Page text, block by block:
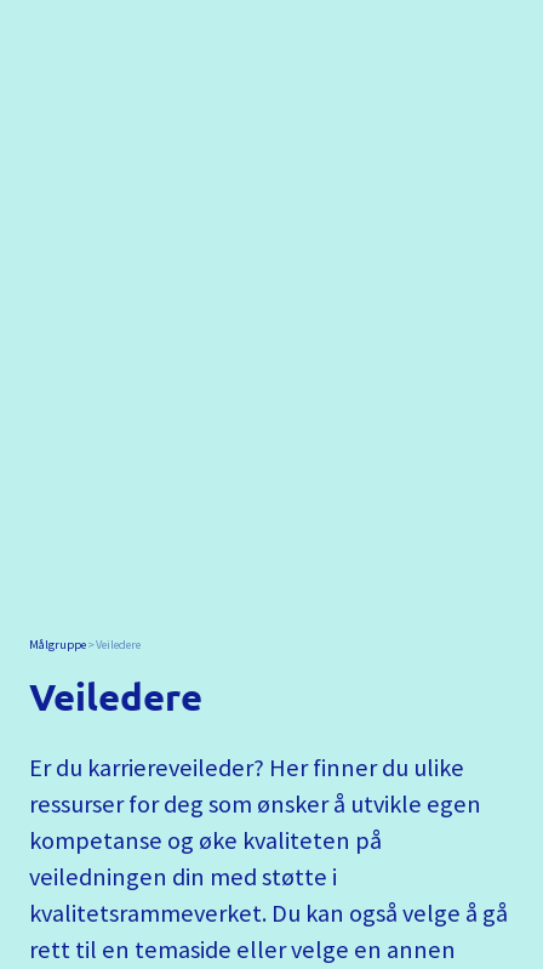
Målgruppe Veiledere
Veiledere
Er du karriereveileder? Her finner du ulike
ressurser for deg som ønsker å utvikle egen
kompetanse og øke kvaliteten på
veiledningen din med støtte i
kvalitetsrammeverket. Du kan også velge å gå
rett til en temaside eller velge en annen